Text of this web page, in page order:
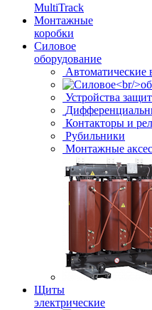
MultiTrack
Монтажные
коробки
Силовое
оборудование
Автоматические
Устройства
Контакторы и
Рубильники
Монтажные
Щиты
электрические